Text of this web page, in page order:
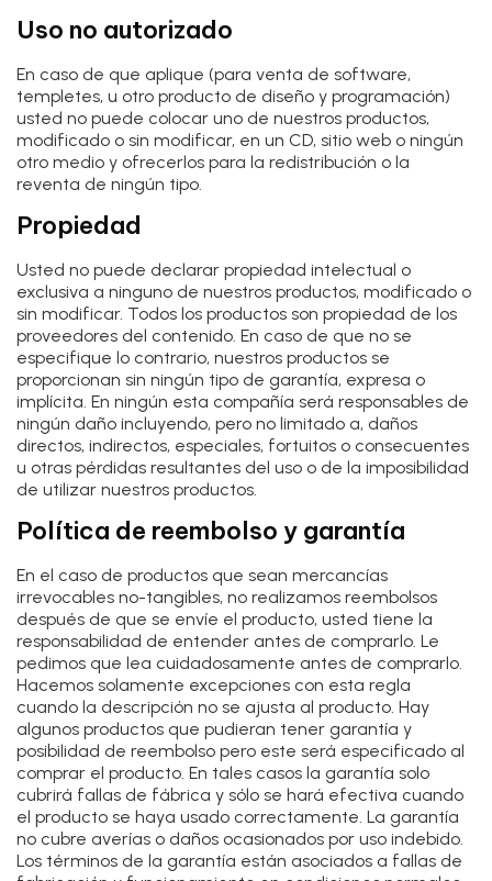
Uso no autorizado
En caso de que aplique (para venta de software,
templetes, u otro producto de diseño y programación)
usted no puede colocar uno de nuestros productos,
modificado o sin modificar, en un CD, sitio web o ningún
otro medio y ofrecerlos para la redistribución o la
reventa de ningún tipo.
Propiedad
Usted no puede declarar propiedad intelectual o
exclusiva a ninguno de nuestros productos, modificado o
sin modificar. Todos los productos son propiedad de los
proveedores del contenido. En caso de que no se
especifique lo contrario, nuestros productos se
proporcionan sin ningún tipo de garantía, expresa o
implícita. En ningún esta compañía será responsables de
ningún daño incluyendo, pero no limitado a, daños
directos, indirectos, especiales, fortuitos o consecuentes
u otras pérdidas resultantes del uso o de la imposibilidad
de utilizar nuestros productos.
Política de reembolso y garantía
En el caso de productos que sean mercancías
irrevocables no-tangibles, no realizamos reembolsos
después de que se envíe el producto, usted tiene la
responsabilidad de entender antes de comprarlo. Le
pedimos que lea cuidadosamente antes de comprarlo.
Hacemos solamente excepciones con esta regla
cuando la descripción no se ajusta al producto. Hay
algunos productos que pudieran tener garantía y
posibilidad de reembolso pero este será especificado al
comprar el producto. En tales casos la garantía solo
cubrirá fallas de fábrica y sólo se hará efectiva cuando
el producto se haya usado correctamente. La garantía
no cubre averías o daños ocasionados por uso indebido.
Los términos de la garantía están asociados a fallas de